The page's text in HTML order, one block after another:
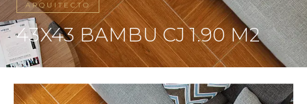
ARQUITECTO
43X43 BAMBU CJ 1.90 M2